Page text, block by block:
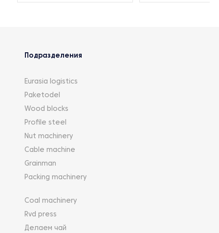
Подразделения
Eurasia logistics
Paketodel
Wood blocks
Profile steel
Nut machinery
Cable machine
Grainman
Packing machinery
Coal machinery
Rvd press
Делаем чай